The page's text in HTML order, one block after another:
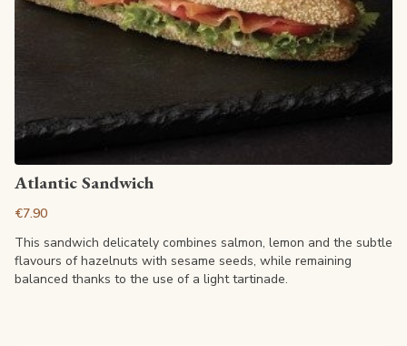
Atlantic Sandwich
€7.90
This sandwich delicately combines salmon, lemon and the subtle
flavours of hazelnuts with sesame seeds, while remaining
balanced thanks to the use of a light tartinade.